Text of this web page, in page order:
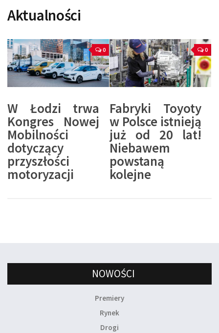
Aktualności
0
W Łodzi trwa
Kongres Nowej
Mobilności
dotyczący
przyszłości
motoryzacji
0
Fabryki Toyoty
w Polsce istnieją
już od 20 lat!
Niebawem
powstaną
kolejne
NOWOŚCI
Premiery
Rynek
Drogi